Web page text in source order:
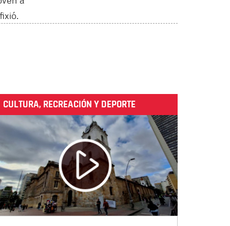
CULTURA, RECREACIÓN Y DEPORTE